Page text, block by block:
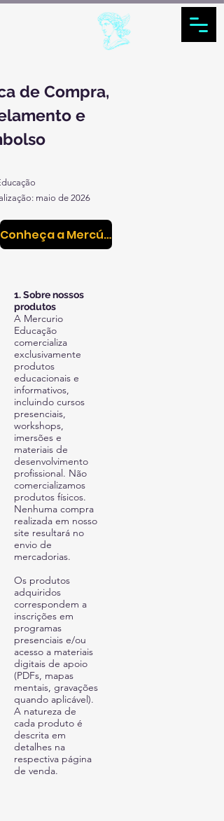
de Compra,
e
maio de 2026
Conheça a Mercúrio Recrutamento
1. Sobre nossos
produtos
A Mercurio
Educação
comercializa
exclusivamente
produtos
educacionais e
informativos,
incluindo cursos
presenciais,
workshops,
imersões e
materiais de
desenvolvimento
profissional. Não
comercializamos
produtos físicos.
Nenhuma compra
realizada em nosso
site resultará no
envio de
mercadorias.
Os produtos
adquiridos
correspondem a
inscrições em
programas
presenciais e/ou
acesso a materiais
digitais de apoio
(PDFs, mapas
mentais, gravações
quando aplicável).
A natureza de
cada produto é
descrita em
detalhes na
respectiva página
de venda.